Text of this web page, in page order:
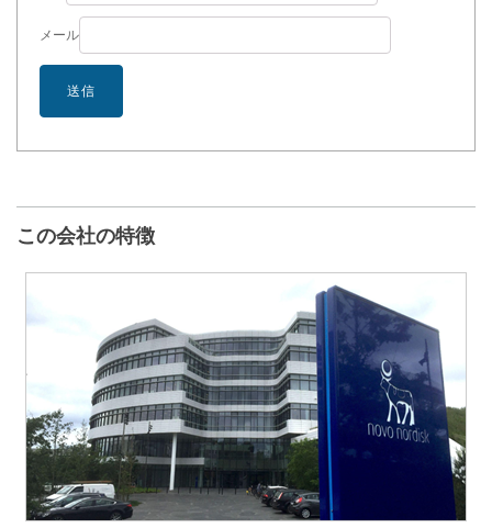
メール
この会社の特徴